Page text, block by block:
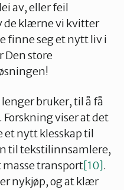
av, eller feil
de klærne vi kvitter
finne seg et nytt liv i
Den store
bruker, til å få
viser at det
nytt klesskap til
til tekstilinnsamlere,
transport[10].
nykjøp, og at klær